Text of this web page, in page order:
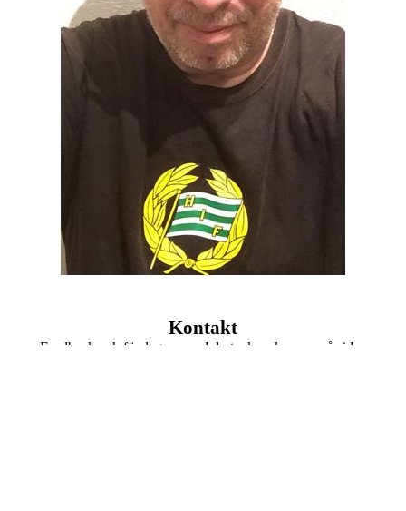
Kontakt
Feedback och förslag om vad du tycker ska vara på sidan